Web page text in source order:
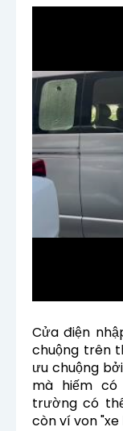
Cửa điện
chuộng trên
ưu chuộng
mà hiếm
trường có
còn ví von